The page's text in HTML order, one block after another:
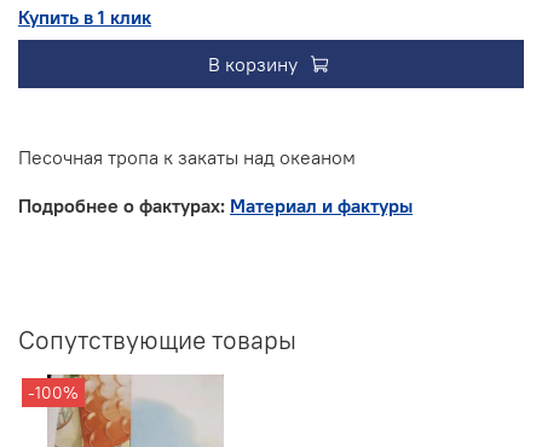
Купить в 1 клик
В корзину
Песочная тропа к закаты над океаном
Подробнее о фактурах: Материал и фактуры
Сопутствующие товары
-100%